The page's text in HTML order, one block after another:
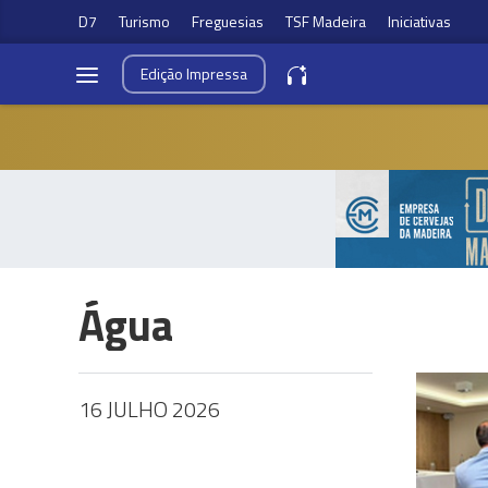
D7 Turismo Freguesias TSF Madeira Iniciativas
EdiçãoImpressa
Água
16 JULHO 2026